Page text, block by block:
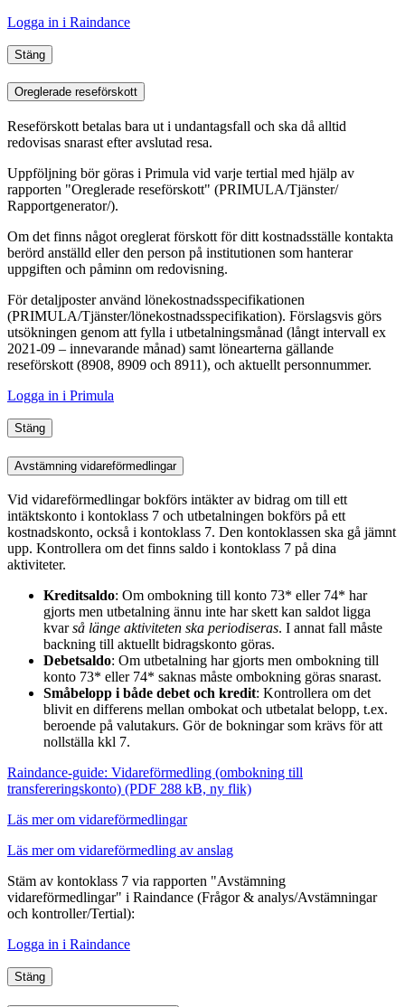
Logga in i Raindance
Stäng
Oreglerade reseförskott
Reseförskott betalas bara ut i undantagsfall och ska då alltid
redovisas snarast efter avslutad resa.
Uppföljning bör göras i Primula vid varje tertial med hjälp av
rapporten "Oreglerade reseförskott" (PRIMULA/Tjänster/
Rapportgenerator/).
Om det finns något oreglerat förskott för ditt kostnadsställe kontakta
berörd anställd eller den person på institutionen som hanterar
uppgiften och påminn om redovisning.
För detaljposter använd lönekostnadsspecifikationen
(PRIMULA/Tjänster/lönekostnadsspecifikation). Förslagsvis görs
utsökningen genom att fylla i utbetalningsmånad (långt intervall ex
2021-09 – innevarande månad) samt lönearterna gällande
reseförskott (8908, 8909 och 8911), och aktuellt personnummer.
Logga in i Primula
Stäng
Avstämning vidareförmedlingar
Vid vidareförmedlingar bokförs intäkter av bidrag om till ett
intäktskonto i kontoklass 7 och utbetalningen bokförs på ett
kostnadskonto, också i kontoklass 7. Den kontoklassen ska gå jämnt
upp. Kontrollera om det finns saldo i kontoklass 7 på dina
aktiviteter.
Kreditsaldo: Om ombokning till konto 73* eller 74* har
gjorts men utbetalning ännu inte har skett kan saldot ligga
kvarså länge aktiviteten ska periodiseras. I annat fall måste
backning till aktuellt bidragskonto göras.
Debetsaldo: Om utbetalning har gjorts men ombokning till
konto 73* eller 74* saknas måste ombokning göras snarast.
Småbelopp i både debet och kredit: Kontrollera om det
blivit en differens mellan ombokat och utbetalat belopp, t.ex.
beroende på valutakurs. Gör de bokningar som krävs för att
nollställa kkl 7.
Raindance-guide: Vidareförmedling (ombokning till
transfereringskonto) (PDF 288 kB, ny flik)
Läs mer om vidareförmedlingar
Läs mer om vidareförmedling av anslag
Stäm av kontoklass 7 via rapporten "Avstämning
vidareförmedlingar" i Raindance (Frågor & analys/Avstämningar
och kontroller/Tertial):
Logga in i Raindance
Stäng